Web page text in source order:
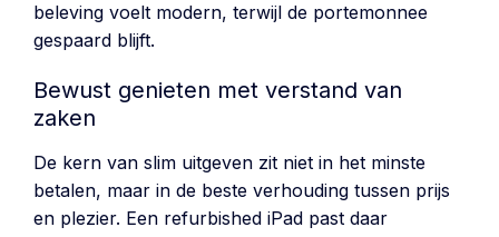
beleving voelt modern, terwijl de portemonnee
gespaard blijft.
Bewust genieten met verstand van
zaken
De kern van slim uitgeven zit niet in het minste
betalen, maar in de beste verhouding tussen prijs
en plezier. Een refurbished iPad past daar